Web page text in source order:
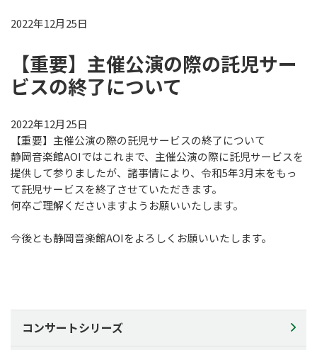
座席表
よくあるご質問
教育プログラム
教育プログラム
静岡の名手たち
子どものための音楽ひろば
コンサートシリーズ
2022年12月25日
【重要】主催公演の際の託児サー
ビスの終了について
2022年12月25日
【重要】主催公演の際の託児サービスの終了について
静岡音楽館AOIではこれまで、主催公演の際に託児サービスを
提供して参りましたが、諸事情により、令和5年3月末をもっ
て託児サービスを終了させていただきます。
何卒ご理解くださいますようお願いいたします。
今後とも静岡音楽館AOIをよろしくお願いいたします。